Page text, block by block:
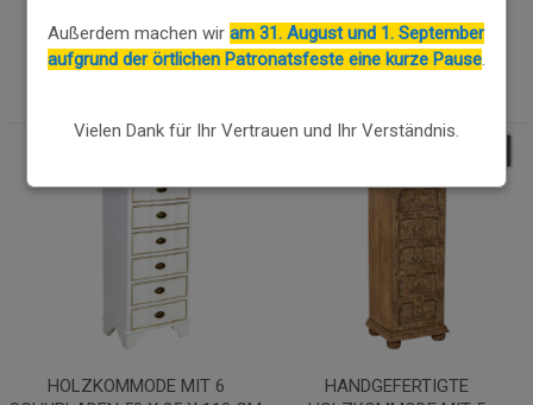
308.47€
262.20€
538.36€
457.60€
HOLZKOMMODE MIT 6
HANDGEFERTIGTE
Außerdem machen wiram 31. August und 1. September
aufgrund der örtlichen Patronatsfeste eine kurze Pause.
Vielen Dank für Ihr Vertrauen und Ihr Verständnis.